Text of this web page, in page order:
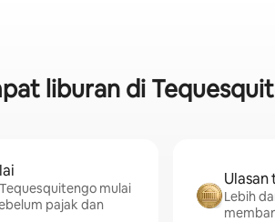
liburan di
mulai
pajak dan
Lebih